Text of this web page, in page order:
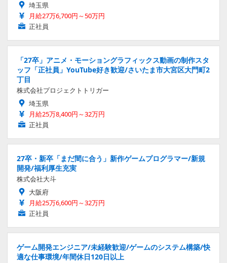
埼玉県
月給27万6,700円～50万円
正社員
「27卒」アニメ・モーショングラフィックス動画の制作スタ
ッフ「正社員」YouTube好き歓迎/さいたま市大宮区大門町2
丁目
株式会社プロジェクトトリガー
埼玉県
月給25万8,400円～32万円
正社員
27卒・新卒「まだ間に合う」新作ゲームプログラマー/新規
開発/福利厚生充実
株式会社大斗
大阪府
月給25万6,600円～32万円
正社員
ゲーム開発エンジニア/未経験歓迎/ゲームのシステム構築/快
適な仕事環境/年間休日120日以上